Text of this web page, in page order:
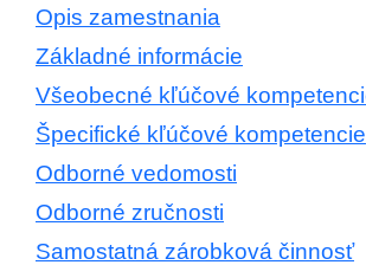
Opis zamestnania
Základné informácie
Všeobecné kľúčové
Špecifické kľúčové kompetencie
Odborné vedomosti
Odborné zručnosti
Samostatná zárobková činnosť